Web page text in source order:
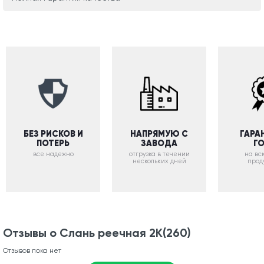
БЕЗ РИСКОВ И
ПОТЕРЬ
все надежно
НАПРЯМУЮ С
ЗАВОДА
отгрузка в течении
нескольких дней
на
Отзывы о Слань реечная 2К(260)
Отзывов пока нет